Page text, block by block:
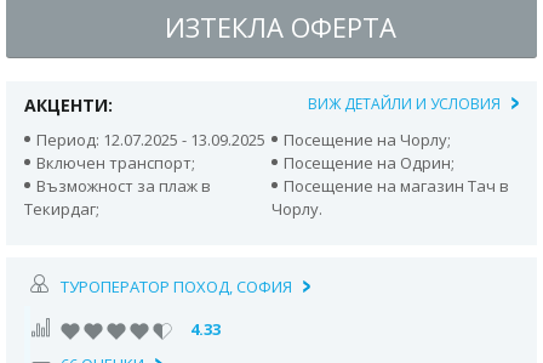
ИЗТЕКЛА ОФЕРТА
АКЦЕНТИ: ВИЖ ДЕТАЙЛИ И УСЛОВИЯ
Период: 12.07.2025 - 13.09.2025
Посещение на Чорлу;
Включен транспорт;
Посещение на Одрин;
Възможност за плаж в
Текирдаг;
Посещение на магазин Тач в
Чорлу.
ТУРОПЕРАТОР ПОХОД, СОФИЯ
4.33